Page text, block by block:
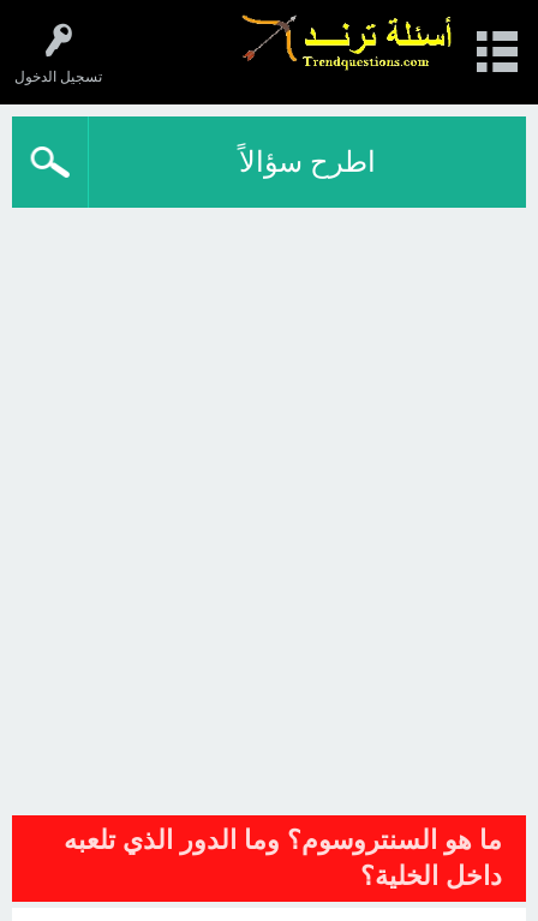
تسجيل الدخول
اطرح سؤالاً
ما هو السنتروسوم؟ وما الدور الذي تلعبه
داخل الخلية؟